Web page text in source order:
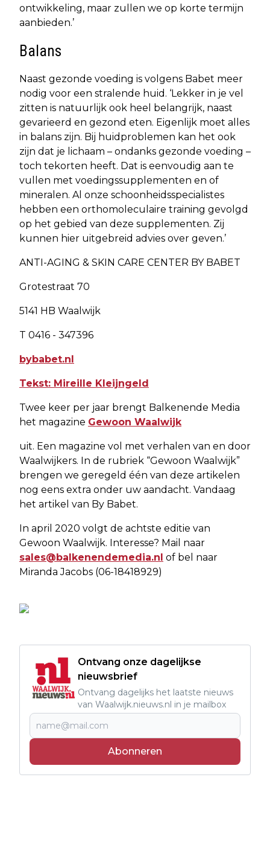
ontwikkeling, maar zullen we op korte termijn
aanbieden.’
Balans
Naast gezonde voeding is volgens Babet meer
nodig voor een stralende huid. ‘Lekker in je vel
zitten is natuurlijk ook heel belangrijk, naast
gevarieerd en gezond eten. Eigenlijk moet alles
in balans zijn. Bij huidproblemen kan het ook
zijn dat je lichaam – ondanks gezonde voeding –
toch tekorten heeft. Dat is eenvoudig aan te
vullen met voedingssupplementen en of
mineralen. Al onze schoonheidsspecialistes
hebben een orthomoleculaire training gevolgd
op het gebied van deze supplementen. Zij
kunnen hier uitgebreid advies over geven.’
ANTI-AGING & SKIN CARE CENTER BY BABET
Grotestraat 70
5141 HB Waalwijk
T 0416 - 347396
bybabet.nl
Tekst: Mireille Kleijngeld
Twee keer per jaar brengt Balkenende Media
het magazine Gewoon Waalwijk
uit. Een magazine vol met verhalen van en door
Waalwijkers. In de rubriek “Gewoon Waalwijk”
brengen we geregeld één van deze artikelen
nog eens extra onder uw aandacht. Vandaag
het artikel van By Babet.
In april 2020 volgt de achtste editie van
Gewoon Waalwijk. Interesse? Mail naar
sales@balkenendemedia.nl of bel naar
Miranda Jacobs (06-18418929)
Ontvang onze dagelijkse
nieuwsbrief
Ontvang dagelijks het laatste nieuws
van Waalwijk.nieuws.nl in je mailbox
Abonneren